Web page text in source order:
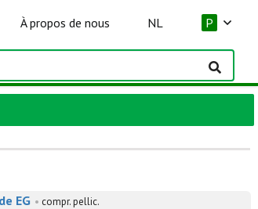
À propos de nous NL P
EG • compr. pellic.